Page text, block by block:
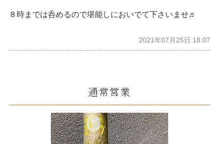
８時までは呑めるので堪能しにおいでて下さいませ♬
2021年07月25日 18:07
通常営業